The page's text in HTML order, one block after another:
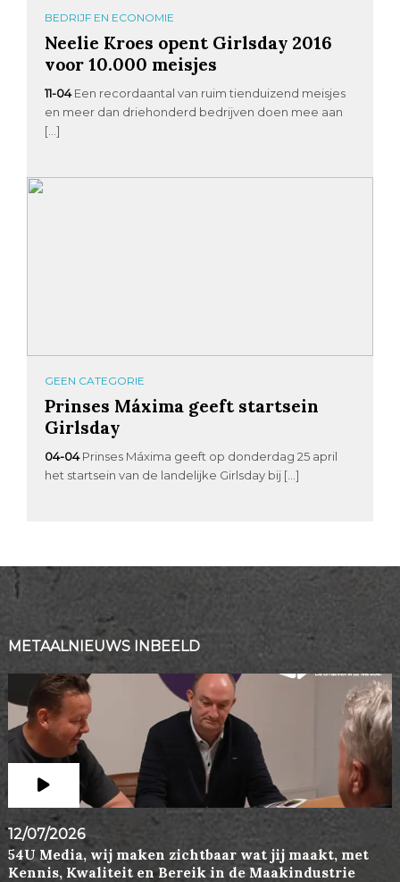
BEDRIJF EN ECONOMIE
Neelie Kroes opent Girlsday 2016
voor 10.000 meisjes
11-04 Een recordaantal van ruim tienduizend meisjes
en meer dan driehonderd bedrijven doen mee aan
[…]
GEEN CATEGORIE
Prinses Máxima geeft startsein
Girlsday
04-04 Prinses Máxima geeft op donderdag 25 april
het startsein van de landelijke Girlsday bij […]
METAALNIEUWS INBEELD
12/07/2026
54U Media, wij maken zichtbaar wat jij maakt, met
Kennis, Kwaliteit en Bereik in de Maakindustrie